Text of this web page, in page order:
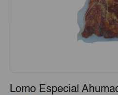
Lomo Especial